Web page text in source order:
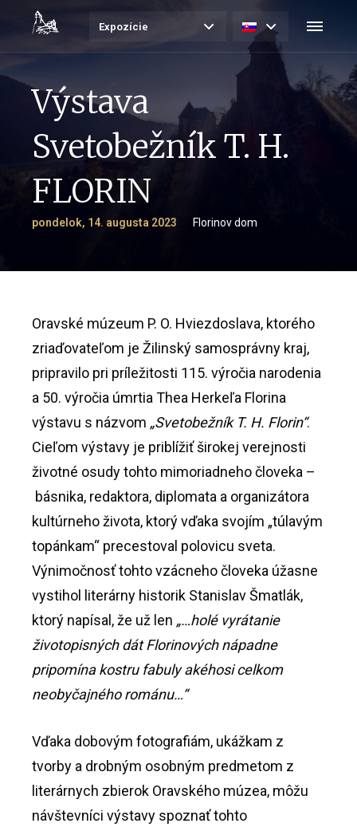
Expozície
Výstava
Svetobežník T. H.
FLORIN
pondelok, 14. augusta 2023 Florinov dom
Oravské múzeum P. O. Hviezdoslava, ktorého
zriaďovateľom je Žilinský samosprávny kraj,
pripravilo pri príležitosti 115. výročia narodenia
a 50. výročia úmrtia Thea Herkeľa Florina
výstavu s názvom „Svetobežník T. H. Florin“.
Cieľom výstavy je priblížiť širokej verejnosti
životné osudy tohto mimoriadneho človeka –
básnika, redaktora, diplomata a organizátora
kultúrneho života, ktorý vďaka svojím „túlavým
topánkam“ precestoval polovicu sveta.
Výnimočnosť tohto vzácneho človeka úžasne
vystihol literárny historik Stanislav Šmatlák,
ktorý napísal, že už len „…holé vyrátanie
životopisných dát Florinových nápadne
pripomína kostru fabuly akéhosi celkom
neobyčajného románu…“
Vďaka dobovým fotografiám, ukážkam z
tvorby a drobným osobným predmetom z
literárnych zbierok Oravského múzea, môžu
návštevníci výstavy spoznať tohto